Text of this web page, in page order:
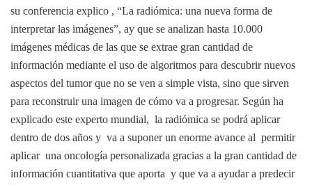
su conferencia explico , “La radiómica: una nueva forma de
interpretar las imágenes”, ay que se analizan hasta 10.000
imágenes médicas de las que se extrae gran cantidad de
información mediante el uso de algoritmos para descubrir nuevos
aspectos del tumor que no se ven a simple vista, sino que sirven
para reconstruir una imagen de cómo va a progresar. Según ha
explicado este experto mundial, la radiómica se podrá aplicar
dentro de dos años y va a suponer un enorme avance al permitir
aplicar una oncología personalizada gracias a la gran cantidad de
información cuantitativa que aporta y que va a ayudar a predecir